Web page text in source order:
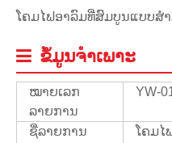
ໂຄມໄຟອາລົມທີ່ສົມບູນແບບສໍ
ຂໍ້ມູນຈໍາເພາະ
ໝາຍເລກ
ລາຍການ
YW-
ຊື່ລາຍການ
ໂຄມໄ